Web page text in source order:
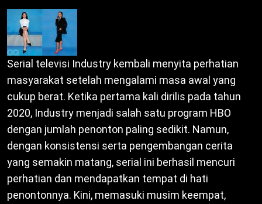
Serial televisi Industry kembali menyita perhatian
masyarakat setelah mengalami masa awal yang
cukup berat. Ketika pertama kali dirilis pada tahun
2020, Industry menjadi salah satu program HBO
dengan jumlah penonton paling sedikit. Namun,
dengan konsistensi serta pengembangan cerita
yang semakin matang, serial ini berhasil mencuri
perhatian dan mendapatkan tempat di hati
penontonnya. Kini, memasuki musim keempat,